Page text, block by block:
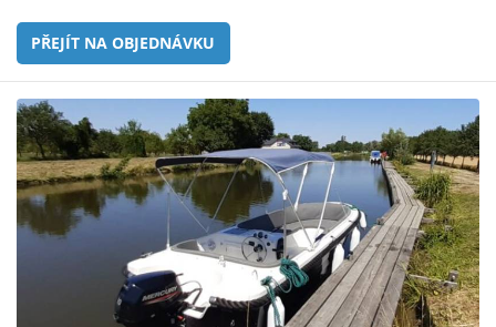
PŘEJÍT NA OBJEDNÁVKU